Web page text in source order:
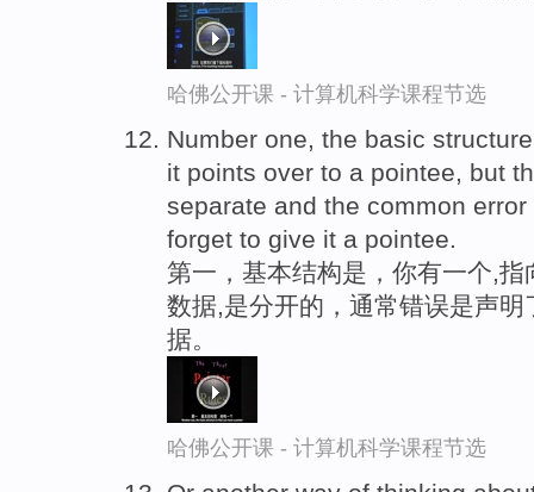
哈佛公开课 - 计算机科学课程节选
Number one, the basic
it points over to a pointee, but
separate and the common
forget to give it a pointee.
第一，基本结构是，你有一个,
数据,是分开的，通常错误是声
据。
哈佛公开课 - 计算机科学课程节选